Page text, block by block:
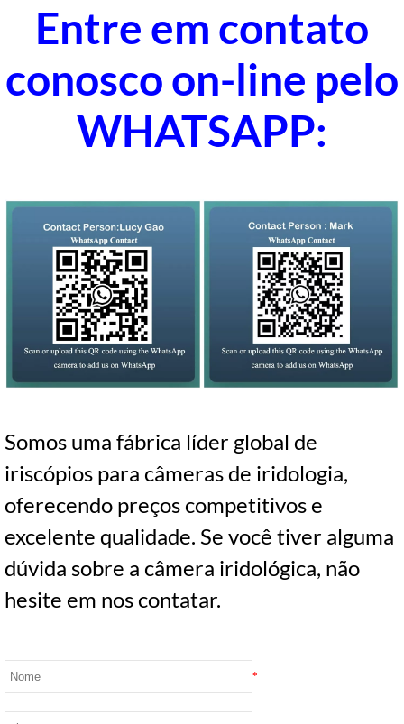
Entre em contato
conosco on-line pelo
WHATSAPP:
Somos uma fábrica líder global de
iriscópios para câmeras de iridologia,
oferecendo preços competitivos e
excelente qualidade. Se você tiver alguma
dúvida sobre a câmera iridológica, não
hesite em nos contatar.
*